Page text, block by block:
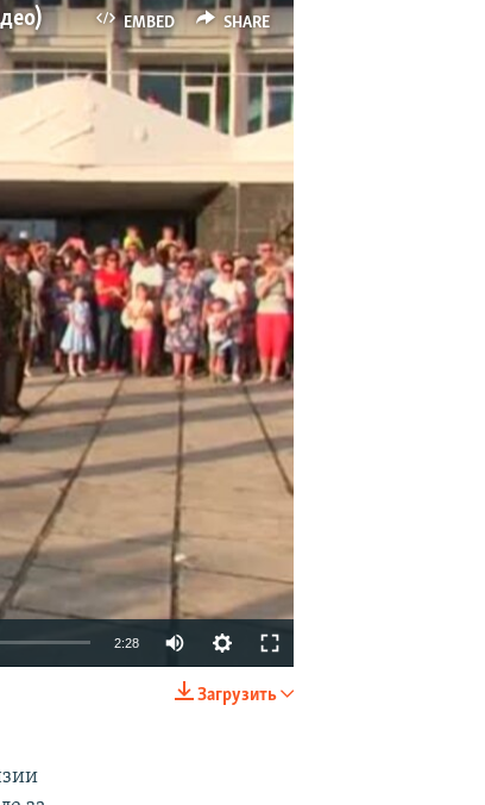
EMBED SHARE
SHARE
2:28
Загрузить